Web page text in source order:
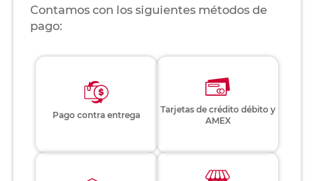
Contamos con los siguientes métodos de
pago:
Pago contra entrega
Tarjetas de crédito débito y
AMEX